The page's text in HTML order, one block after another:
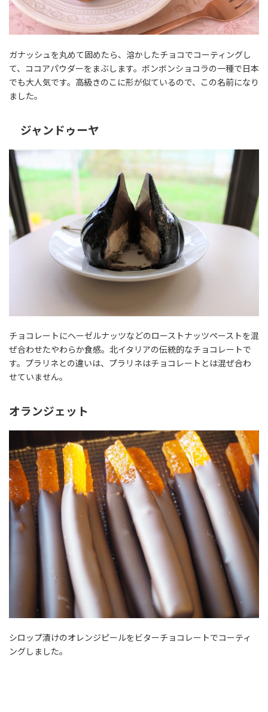
ガナッシュを丸めて固めたら、溶かしたチョコでコーティングし
て、ココアパウダーをまぶします。ボンボンショコラの一種で日本
でも大人気です。高級きのこに形が似ているので、この名前になり
ました。
ジャンドゥーヤ
チョコレートにヘーゼルナッツなどのローストナッツペーストを混
ぜ合わせたやわらか食感。北イタリアの伝統的なチョコレートで
す。プラリネとの違いは、プラリネはチョコレートとは混ぜ合わ
せていません。
オランジェット
シロップ漬けのオレンジピールをビターチョコレートでコーティ
ングしました。